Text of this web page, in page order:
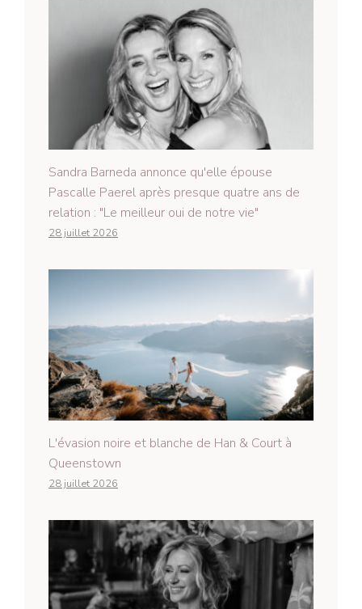
Sandra Barneda annonce qu'elle épouse
Pascalle Paerel après presque quatre ans de
relation : "Le meilleur oui de notre vie"
28 juillet 2026
L'évasion noire et blanche de Han & Court à
Queenstown
28 juillet 2026